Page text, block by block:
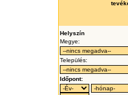
Helyszín
Megye:
Település:
Időpont: